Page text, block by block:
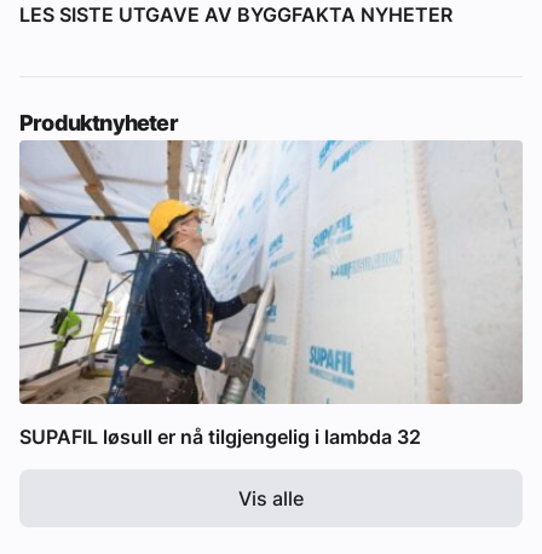
LES SISTE UTGAVE AV BYGGFAKTA NYHETER
Produktnyheter
SUPAFIL løsull er nå tilgjengelig i lambda 32
Vis alle